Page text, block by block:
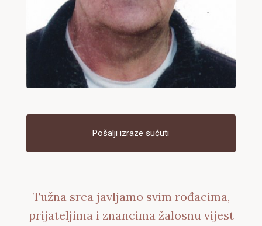
Pošalji izraze sućuti
Tužna srca javljamo svim rođacima,
prijateljima i znancima žalosnu vijest